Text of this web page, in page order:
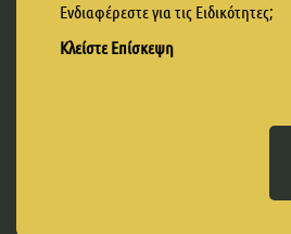
Ενδιαφέρεστε για τις Ειδικότητες;
Κλείστε Επίσκεψη